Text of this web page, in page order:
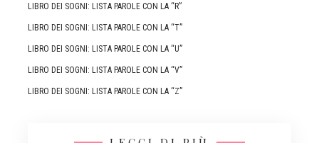
LIBRO DEI SOGNI: LISTA PAROLE CON LA “R”
LIBRO DEI SOGNI: LISTA PAROLE CON LA “T”
LIBRO DEI SOGNI: LISTA PAROLE CON LA “U”
LIBRO DEI SOGNI: LISTA PAROLE CON LA “V”
LIBRO DEI SOGNI: LISTA PAROLE CON LA “Z”